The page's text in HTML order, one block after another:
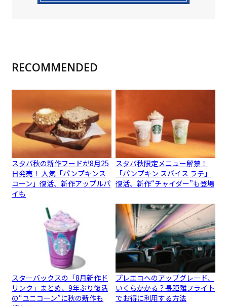
RECOMMENDED
スタバ秋の新作フードが8月25
日発売！ 人気「パンプキンス
コーン」復活、新作アップルパ
イも
スタバ秋限定メニュー解禁！
「パンプキン スパイス ラテ」
復活、新作“チャイダー”も登場
スターバックスの「8月新作ド
リンク」まとめ、9年ぶり復活
の“ユニコーン”に秋の新作も
プレエコへのアップグレード、
いくらかかる？長距離フライト
でお得に利用する方法